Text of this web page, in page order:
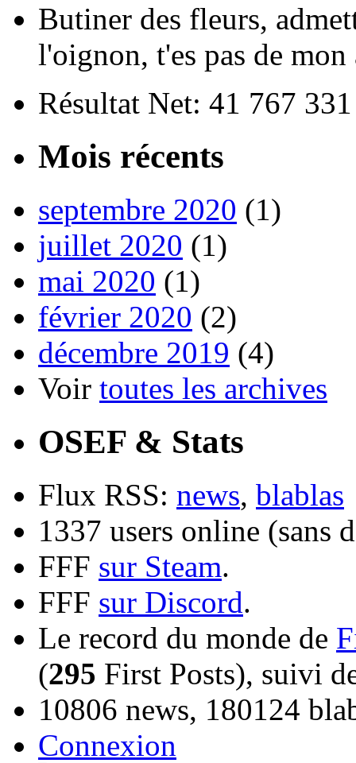
Butiner des fleurs,
l'oignon, t'es pas de mon
Résultat Net: 41 767
Mois récents
septembre 2020 (1)
juillet 2020 (1)
mai 2020 (1)
février 2020 (2)
décembre 2019 (4)
Voir toutes les archives
OSEF & Stats
Flux RSS: news, blablas
1337 users online (sans
FFF sur Steam.
FFF sur Discord.
Le record du monde de
(295 First Posts), suivi
10806 news, 180124
Connexion